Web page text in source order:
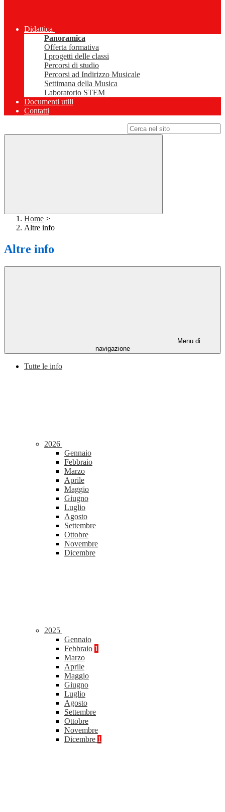
Didattica
Panoramica
Offerta formativa
I progetti delle classi
Percorsi di studio
Percorsi ad Indirizzo Musicale
Settimana della Musica
Laboratorio STEM
Documenti utili
Contatti
Home >
Altre info
Altre info
Menu di
navigazione
Tutte le info
2026
Gennaio
Febbraio
Marzo
Aprile
Maggio
Giugno
Luglio
Agosto
Settembre
Ottobre
Novembre
Dicembre
2025
Gennaio
Febbraio 1
Marzo
Aprile
Maggio
Giugno
Luglio
Agosto
Settembre
Ottobre
Novembre
Dicembre 1